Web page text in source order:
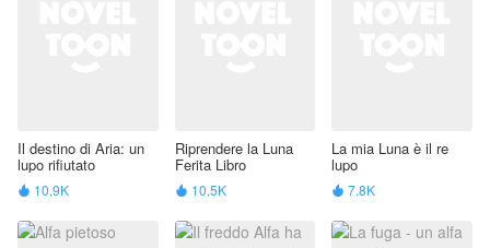
Il destino di Aria: un
lupo rifiutato
 10.9K
Riprendere la Luna
Ferita Libro
 10.5K
La mia Luna è il re
lupo
 7.8K